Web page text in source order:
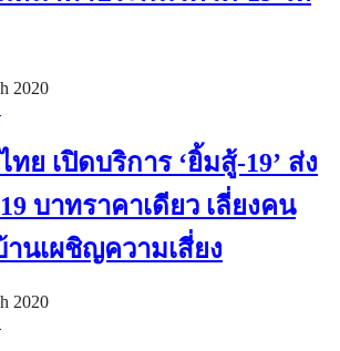
2020
ย เปิดบริการ ‘ยิ้มสู้-19’ ส่ง
บาทราคาเดียว เลี่ยงคน
นเผชิญความเสี่ยง
2020